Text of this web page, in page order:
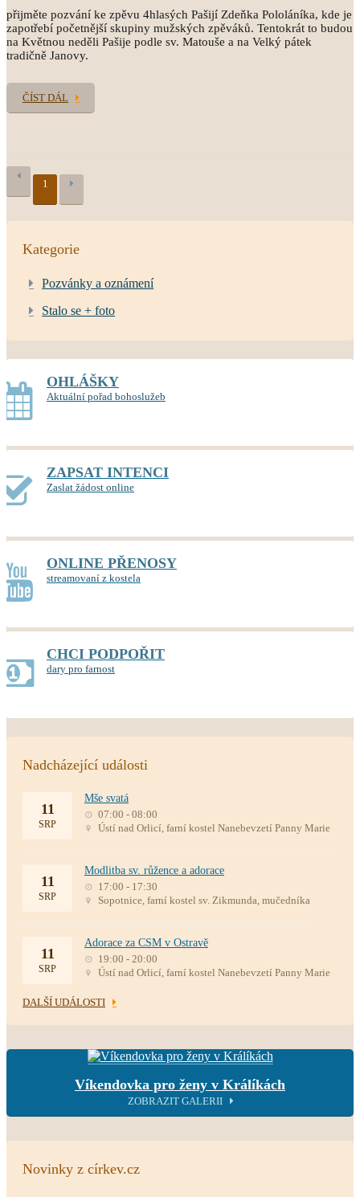
přijměte pozvání ke zpěvu 4hlasých Pašijí Zdeňka Pololáníka, kde je
zapotřebí početnější skupiny mužských zpěváků. Tentokrát to budou
na Květnou neděli Pašije podle sv. Matouše a na Velký pátek
tradičně Janovy.
ČÍST DÁL
1
Kategorie
Pozvánky a oznámení
Stalo se + foto
OHLÁŠKY
Aktuální pořad bohoslužeb
ZAPSAT INTENCI
Zaslat žádost online
ONLINE PŘENOSY
streamovaní z kostela
CHCI PODPOŘIT
dary pro farnost
Nadcházející události
11
SRP
Mše svatá
07:00 - 08:00
Ústí nad Orlicí, farní kostel Nanebevzetí Panny Marie
11
SRP
Modlitba sv. růžence a adorace
17:00 - 17:30
Sopotnice, farní kostel sv. Zikmunda, mučedníka
11
SRP
Adorace za CSM v Ostravě
19:00 - 20:00
Ústí nad Orlicí, farní kostel Nanebevzetí Panny Marie
DALŠÍ UDÁLOSTI
Víkendovka pro ženy v Králíkách
ZOBRAZIT GALERII
Novinky z církev.cz